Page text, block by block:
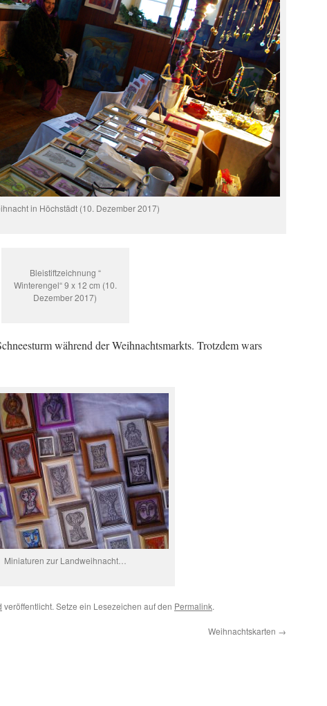
in Höchstädt (10. Dezember 2017)
Bleistiftzeichnung “
Winterengel“ 9 x 12 cm (10.
Dezember 2017)
während der Weihnachtsmarkts. Trotzdem wars
Miniaturen zur Landweihnacht…
veröffentlicht. Setze ein Lesezeichen auf den Permalink.
Weihnachtskarten →